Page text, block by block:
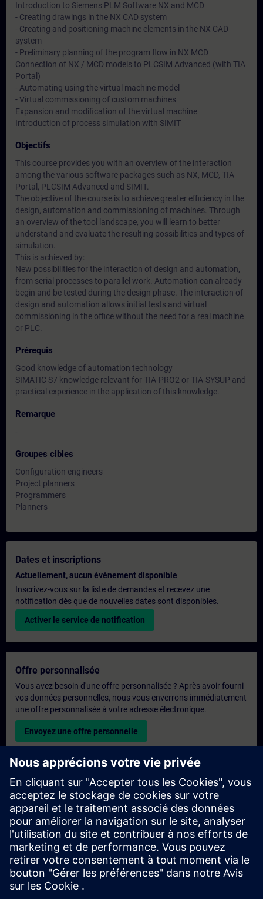
Introduction to Siemens PLM Software NX and MCD
- Creating drawings in the NX CAD system
- Creating and positioning machine elements in the NX CAD
system
- Preliminary planning of the program flow in NX MCD
Connection of NX / MCD models to PLCSIM Advanced (with TIA
Portal)
- Automating using the virtual machine model
- Virtual commissioning of custom machines
Expansion and modification of the virtual machine
Introduction of process simulation with SIMIT
Objectifs
This course provides you with an overview of the interaction
among the various software packages such as NX, MCD, TIA
Portal, PLCSIM Advanced and SIMIT.
The objective of the course is to achieve greater efficiency in the
design, automation and commissioning of machines. Through
an overview of the tool landscape, you will learn to better
understand and evaluate the resulting possibilities and types of
simulation.
This is achieved by:
New possibilities for the interaction of design and automation,
from serial processes to parallel work. Automation can already
begin and be tested during the design phase. The interaction of
design and automation allows initial tests and virtual
commissioning in the office without the need for a real machine
or PLC.
Prérequis
Good knowledge of automation technology
SIMATIC S7 knowledge relevant for TIA-PRO2 or TIA-SYSUP and
practical experience in the application of this knowledge.
Remarque
-
Groupes cibles
Configuration engineers
Project planners
Programmers
Planners
Dates et inscriptions
Actuellement, aucun événement disponible
Inscrivez-vous sur la liste de demandes et recevez une
notification dès que de nouvelles dates sont disponibles.
Activer le service de notification
Offre personnalisée
Vous avez besoin d'une offre personnalisée ? Après avoir fourni
vos données personnelles, nous vous enverrons immédiatement
une offre personnalisée à votre adresse électronique.
Envoyez une offre personnelle
Demande de formation exclusive
Veuillez remplir le formulaire ci-dessous si vous souhaitez
obtenir un devis pour une formation exclusive, que ce soit sur
site, en ligne ou dans notre centre de formation SITRAIN. Ce
type de demande convient aux groupes plus importants (6
personnes ou plus). Après avoir fourni vos coordonnées et vos
besoins en matière de formation, vous recevrez un devis de
notre part.
Demander un devis exclusif